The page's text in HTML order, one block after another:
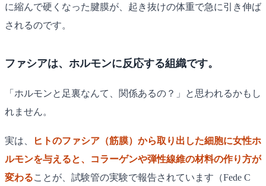
に縮んで硬くなった腱膜が、起き抜けの体重で急に引き伸ば
されるのです。
ファシアは、ホルモンに反応する組織です。
「ホルモンと足裏なんて、関係あるの？」と思われるかもし
れません。
実は、
ヒトのファシア（筋膜）から取り出した細胞に女性ホ
ルモンを与えると、コラーゲンや弾性線維の材料の作り方が
変わることが、試験管の実験で報告されています（Fede C